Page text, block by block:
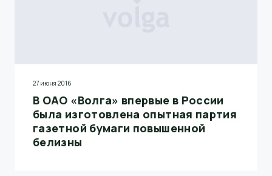
27 июня 2016
В ОАО «Волга» впервые в России
была изготовлена опытная партия
газетной бумаги повышенной
белизны